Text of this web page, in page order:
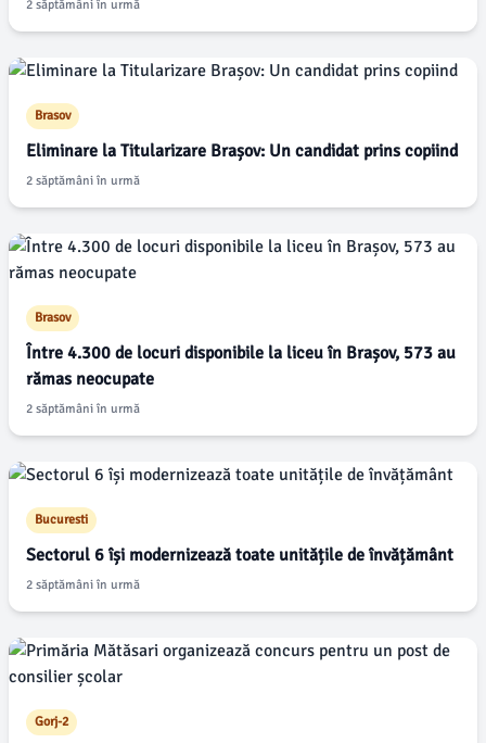
2 săptămâni în urmă
Brasov
Eliminare la Titularizare Brașov: Un candidat prins copiind
2 săptămâni în urmă
Brasov
Între 4.300 de locuri disponibile la liceu în Brașov, 573 au
rămas neocupate
2 săptămâni în urmă
Bucuresti
Sectorul 6 își modernizează toate unitățile de învățământ
2 săptămâni în urmă
Gorj-2